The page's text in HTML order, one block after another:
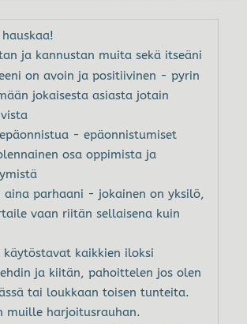
ja kannustan muita sekä itseäni
on avoin ja positiivinen - pyrin
jokaisesta asiasta jotain
- epäonnistumiset
osa oppimista ja
aina parhaani - jokainen on yksilö,
vaan riitän sellaisena kuin
käytöstavat kaikkien iloksi
ja kiitän, pahoittelen jos olen
tai loukkaan toisen tunteita.
muille harjoitusrauhan.